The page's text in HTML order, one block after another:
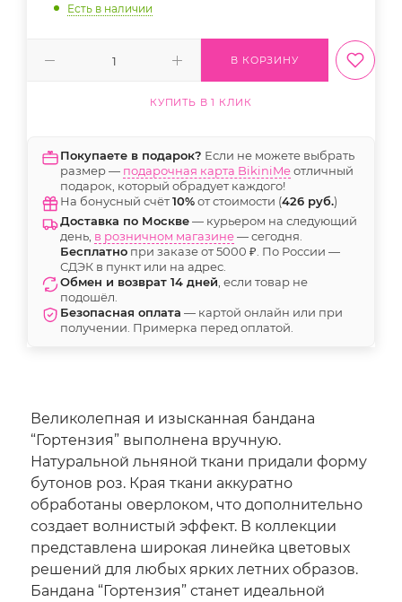
Есть в наличии
В КОРЗИНУ
КУПИТЬ В 1 КЛИК
Покупаете в подарок? Если не можете выбрать
размер — подарочная карта BikiniMeотличный
подарок, который обрадует каждого!
На бонусный счёт10%от стоимости (426 руб.)
Доставка по Москве— курьером на следующий
день, в розничном магазине— сегодня.
Бесплатно при заказе от 5000 ₽. По России —
СДЭК в пункт или на адрес.
Обмен и возврат 14 дней , если товар не
подошёл.
Безопасная оплата — картой онлайн или при
получении. Примерка перед оплатой.
Великолепная и изысканная бандана
“Гортензия” выполнена вручную.
Натуральной льняной ткани придали форму
бутонов роз. Края ткани аккуратно
обработаны оверлоком, что дополнительно
создает волнистый эффект. В коллекции
представлена широкая линейка цветовых
решений для любых ярких летних образов.
Бандана “Гортензия” станет идеальной